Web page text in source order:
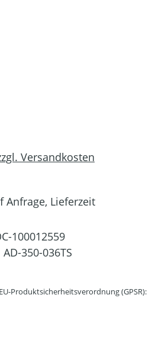
Versandkosten
Anfrage, Lieferzeit
100012559
AD-350-036TS
Produktsicherheitsverordnung (GPSR):